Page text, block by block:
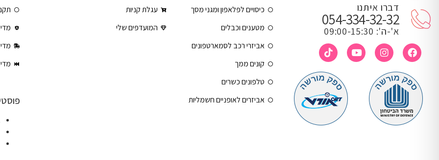
דברו איתנו
054-334-32-32
א'-ה': 09:00-15:30
כיסויים לפלאפון ומגני מסך
מטענים וכבלים
אביזרי רכב לסמארטפונים
קונים ממך
טלפונים כשרים
אביזרים לאופניים חשמליות
עגלת קניות
המועדפים שלי